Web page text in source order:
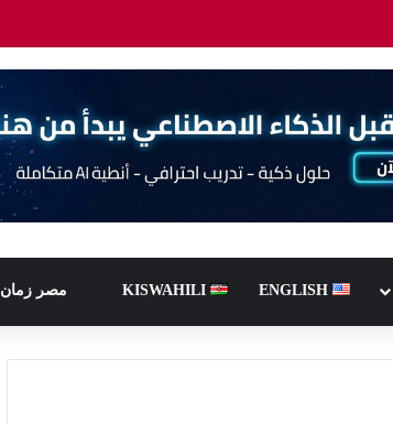
ENGLISH
KISWAHILI مصر زمان